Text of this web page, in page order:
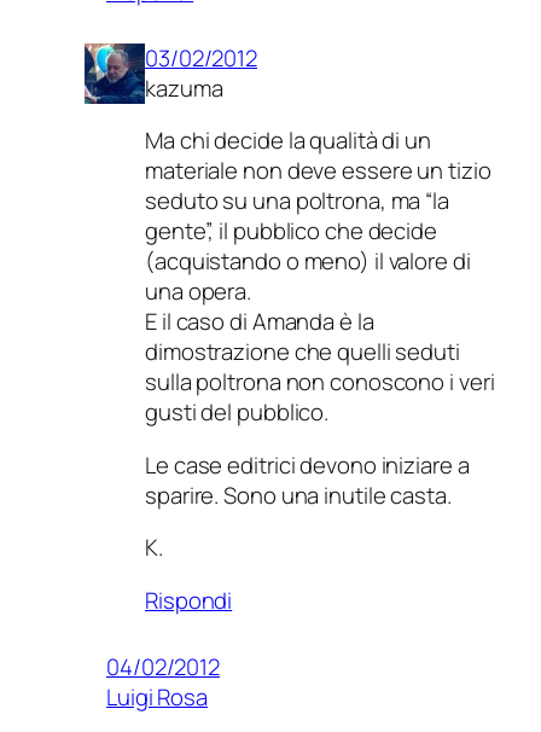
03/02/2012
kazuma
Ma chi decide la qualità di un
materiale non deve essere un tizio
seduto su una poltrona, ma “la
gente”, il pubblico che decide
(acquistando o meno) il valore di
una opera.
E il caso di Amanda è la
dimostrazione che quelli seduti
sulla poltrona non conoscono i veri
gusti del pubblico.
Le case editrici devono iniziare a
sparire. Sono una inutile casta.
K.
Rispondi
04/02/2012
Luigi Rosa